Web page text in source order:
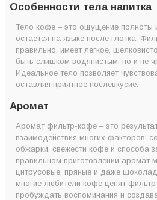
Особенности тела напитка
Тело кофе – это ощущение полноты
остается на языке после глотка.
правильно, имеет легкое,
быть слишком водянистым, но и не
Идеальное тело позволяет
оставляя приятное послевкусие.
Аромат
Аромат фильтр-кофе – это
взаимодействия многих факторов:
обжарки, свежести кофе и способа
правильном приготовлении аромат
цитрусовые, пряные и даже
многие любители кофе ценят
пробуждать воспоминания и